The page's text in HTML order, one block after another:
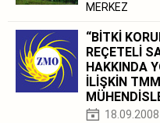
MERKEZ
“BİTKİ
REÇETELİ
HAKKINDA
İLİŞKİN
18.09.2008